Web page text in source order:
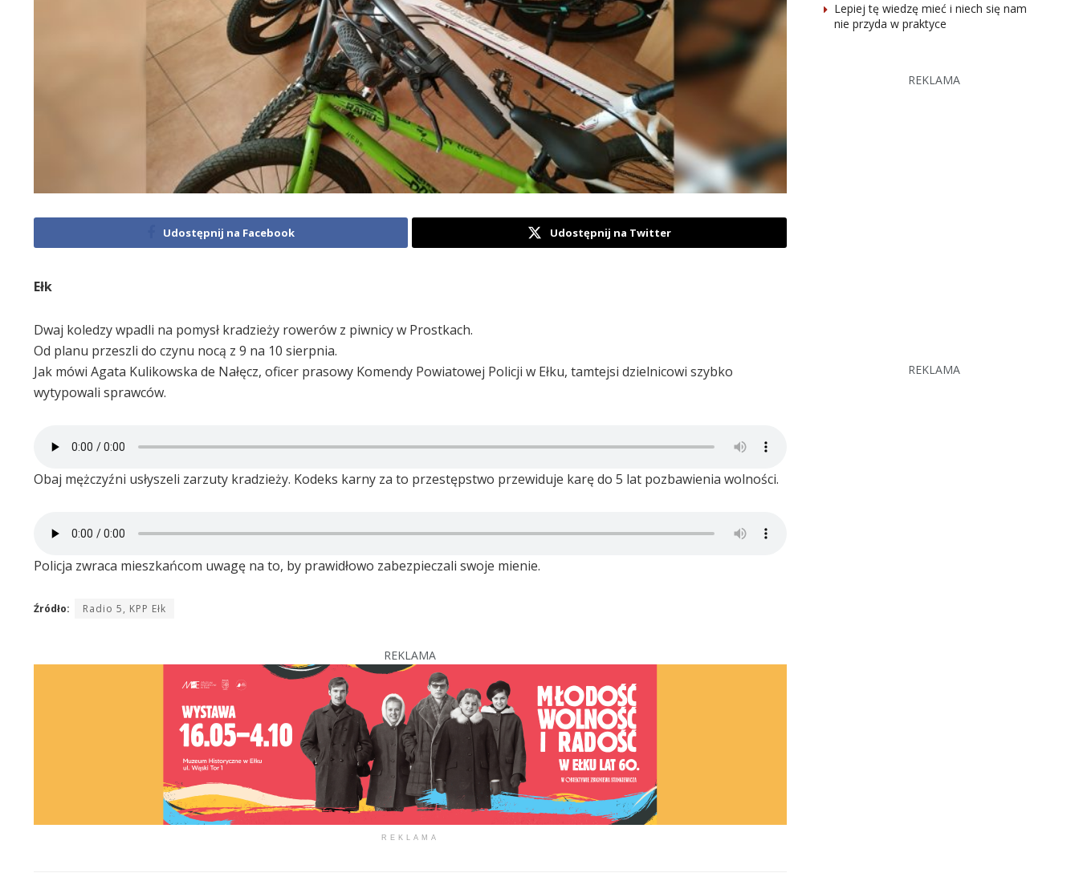
Udostępnij na Facebook Udostępnij na Twitter
Ełk
Dwaj koledzy wpadli na pomysł kradzieży rowerów z piwnicy w Prostkach.
Od planu przeszli do czynu nocą z 9 na 10 sierpnia.
Jak mówi Agata Kulikowska de Nałęcz, oficer prasowy Komendy Powiatowej Policji w Ełku, tamtejsi dzielnicowi szybko
wytypowali sprawców.
Obaj mężczyźni usłyszeli zarzuty kradzieży. Kodeks karny za to przestępstwo przewiduje karę do 5 lat pozbawienia wolności.
Policja zwraca mieszkańcom uwagę na to, by prawidłowo zabezpieczali swoje mienie.
Źródło: Radio 5, KPP Ełk
REKLAMA
REKLAMA
Lepiej tę wiedzę mieć i niech się nam
nie przyda w praktyce
REKLAMA
REKLAMA